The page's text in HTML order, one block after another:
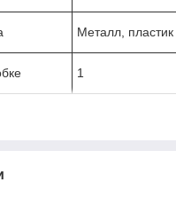
Металл, пластик
1